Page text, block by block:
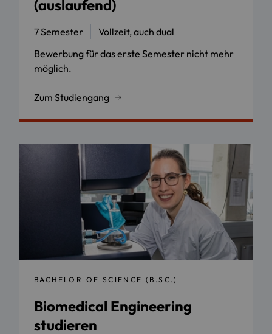
(auslaufend)
7 Semester
Vollzeit, auch dual
Bewerbung für das erste Semester nicht mehr
möglich.
Zum Studiengang
BACHELOR OF SCIENCE (B.SC.)
Biomedical Engineering
studieren